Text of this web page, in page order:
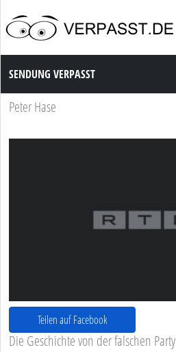
Sendung Verpasst
SENDUNG VERPASST
Peter Hase
Teilen auf Facebook
Die Geschichte von der falschen Party